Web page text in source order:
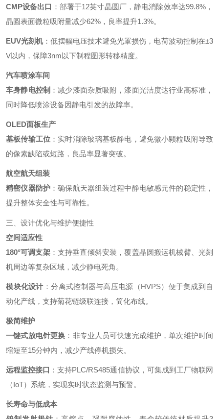
CMP设备出口 ‌：部署于12英寸晶圆厂，静电消除效率达99.8%，
晶圆表面微粒吸附量减少62%，良率提升1.3%。
EUV光刻机‌：低摆幅电压技术避免光罩损伤，电荷波动控制在±3
V以内，保障3nm以下制程图形转移精度。
汽车喷涂车间
车身静电控制 ‌：减少漆面杂质吸附，漆面光洁度达行业高标准，
同时降低喷涂设备因静电引发的故障率。
OLED面板生产
基板传输工位‌：实时消除玻璃基板静电，避免微小颗粒吸附导致
的像素缺陷或短路，良品率显著突破。
航空航天组装
精密仪器防护‌：确保航天器组装过程中静电敏感元件的稳定性，
提升整体安全性与可靠性。
三、设计优化与维护便捷性
空间适应性
180°可调支架‌：支持垂直倾斜安装，覆盖晶圆搬运机械臂、光刻
机周边等复杂区域，减少静电死角。
模块化设计 ‌：分离式控制器与高压电源（HVPS）便于集成到自
动化产线，支持菊花链级联连接，简化布线。
极简维护
一键式放电针更换 ‌：非专业人员可快速完成维护，单次维护时间
缩短至15分钟内，减少产线停机损失。
远程监控接口 ‌：支持PLC/RS485通信协议，可集成到工厂物联网
（IoT）系统，实现实时状态监测与预警。
长寿命与低成本